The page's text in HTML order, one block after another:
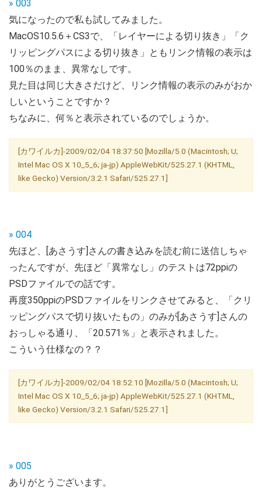
» 003
気になったので私も試してみました。
MacOS10.5.6＋CS3で、「レイヤーによる切り抜き」「ク
リッピングパスによる切り抜き」ともリンク情報の表示は
100％のまま、異常なしです。
見た目は同じ大きさだけど、リンク情報の表示のみがおか
しいということですか？
ちなみに、何％と表示されているのでしょうか。
[カワイルカ]-2009/02/04 18:37:50 [Mozilla/5.0 (Macintosh; U;
Intel Mac OS X 10_5_6; ja-jp) AppleWebKit/525.27.1 (KHTML,
like Gecko) Version/3.2.1 Safari/525.27.1]
» 004
先ほど、[あさうす]さんの書き込みを読む前に送信しちゃ
ったんですが、先ほど「異常なし」のテストは72ppiの
PSDファイルでの話です。
再度350ppiのPSDファイルをリンクさせてみると、「クリ
ッピングパスで切り抜いたもの」のみが[あさうす]さんの
おっしゃる通り、「20.571％」と表示されました。
こういう仕様なの？？
[カワイルカ]-2009/02/04 18:52:10 [Mozilla/5.0 (Macintosh; U;
Intel Mac OS X 10_5_6; ja-jp) AppleWebKit/525.27.1 (KHTML,
like Gecko) Version/3.2.1 Safari/525.27.1]
» 005
ありがとうございます。